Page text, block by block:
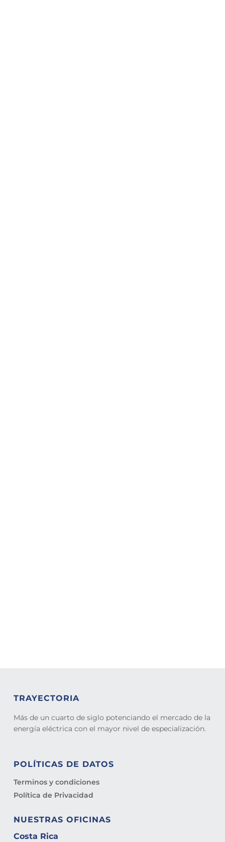
TRAYECTORIA
Más de un cuarto de siglo potenciando el mercado de la
energía eléctrica con el mayor nivel de especialización.
POLÍTICAS DE DATOS
Terminos y condiciones
Política de Privacidad
NUESTRAS OFICINAS
Costa Rica